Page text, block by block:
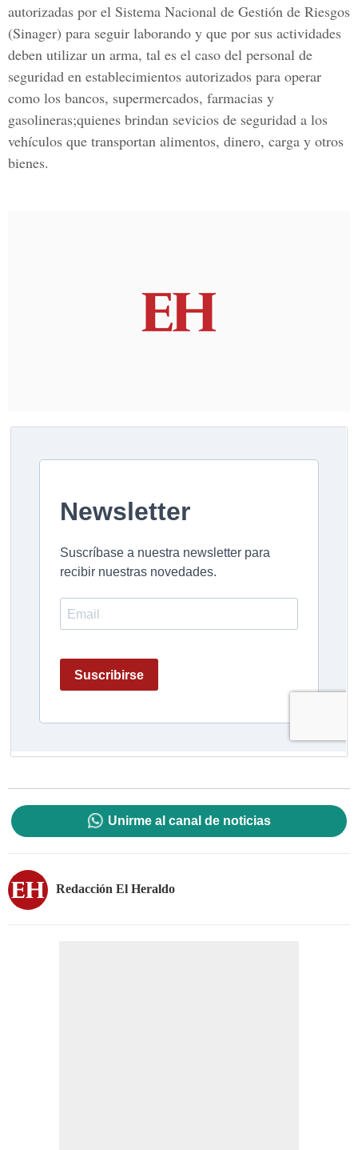
autorizadas por el Sistema Nacional de Gestión de Riesgos
(Sinager) para seguir laborando y que por sus actividades
deben utilizar un arma, tal es el caso del personal de
seguridad en establecimientos autorizados para operar
como los bancos, supermercados, farmacias y
gasolineras;quienes brindan sevicios de seguridad a los
vehículos que transportan alimentos, dinero, carga y otros
bienes.
Unirme al canal de noticias
Redacción El Heraldo